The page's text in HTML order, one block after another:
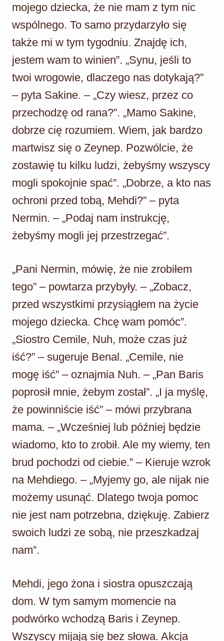
mojego dziecka, że nie mam z tym nic
wspólnego. To samo przydarzyło się
także mi w tym tygodniu. Znajdę ich,
jestem wam to winien”. „Synu, jeśli to
twoi wrogowie, dlaczego nas dotykają?”
– pyta Sakine. – „Czy wiesz, przez co
przechodzę od rana?”. „Mamo Sakine,
dobrze cię rozumiem. Wiem, jak bardzo
martwisz się o Zeynep. Pozwólcie, że
zostawię tu kilku ludzi, żebyśmy wszyscy
mogli spokojnie spać”. „Dobrze, a kto nas
ochroni przed tobą, Mehdi?” – pyta
Nermin. – „Podaj nam instrukcję,
żebyśmy mogli jej przestrzegać”.
„Pani Nermin, mówię, że nie zrobiłem
tego” – powtarza przybyły. – „Zobacz,
przed wszystkimi przysiągłem na życie
mojego dziecka. Chcę wam pomóc”.
„Siostro Cemile, Nuh, może czas już
iść?” – sugeruje Benal. „Cemile, nie
mogę iść” – oznajmia Nuh. – „Pan Baris
poprosił mnie, żebym został”. „I ja myślę,
że powinniście iść” – mówi przybrana
mama. – „Wcześniej lub później będzie
wiadomo, kto to zrobił. Ale my wiemy, ten
brud pochodzi od ciebie.” – Kieruje wzrok
na Mehdiego. – „Myjemy go, ale nijak nie
możemy usunąć. Dlatego twoja pomoc
nie jest nam potrzebna, dziękuję. Zabierz
swoich ludzi ze sobą, nie przeszkadzaj
nam”.
Mehdi, jego żona i siostra opuszczają
dom. W tym samym momencie na
podwórko wchodzą Baris i Zeynep.
Wszyscy mijają się bez słowa. Akcja